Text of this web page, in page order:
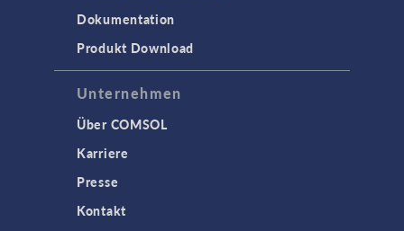
Dokumentation
Produkt Download
Unternehmen
Über COMSOL
Karriere
Presse
Kontakt